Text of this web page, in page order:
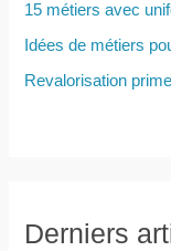
15 métiers avec
Idées de métiers
Revalorisation
Derniers